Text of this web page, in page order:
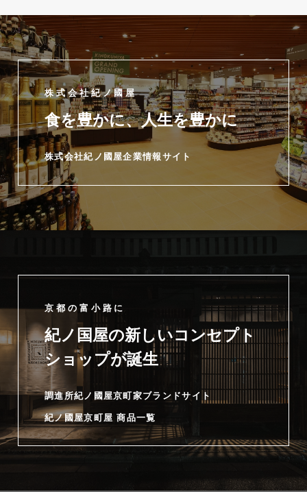
株式会社紀ノ國屋
食を豊かに、人生を豊かに
株式会社紀ノ國屋企業情報サイト
京都の富小路に
紀ノ国屋の新しいコンセプト
ショップが誕生
調進所紀ノ國屋京町家ブランドサイト
紀ノ國屋京町屋 商品一覧